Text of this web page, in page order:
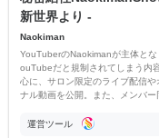
新世界より -
Naokiman
YouTuberのNaokimanが主体とな
ouTubeだと規制されてしまう内
心に、サロン限定のライブ配信や
ナル動画を公開。また、メンバー
ただいています。
運営ツール